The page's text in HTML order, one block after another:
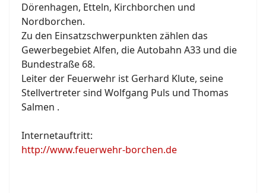
Dörenhagen, Etteln, Kirchborchen und
Nordborchen.
Zu den Einsatzschwerpunkten zählen das
Gewerbegebiet Alfen, die Autobahn A33 und die
Bundestraße 68.
Leiter der Feuerwehr ist Gerhard Klute, seine
Stellvertreter sind Wolfgang Puls und Thomas
Salmen .
Internetauftritt:
http://www.feuerwehr-borchen.de